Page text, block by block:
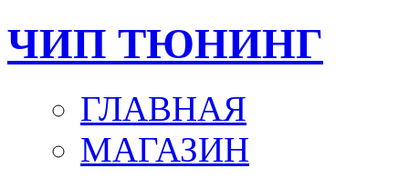
ЧИП ТЮНИНГ
ГЛАВНАЯ
МАГАЗИН